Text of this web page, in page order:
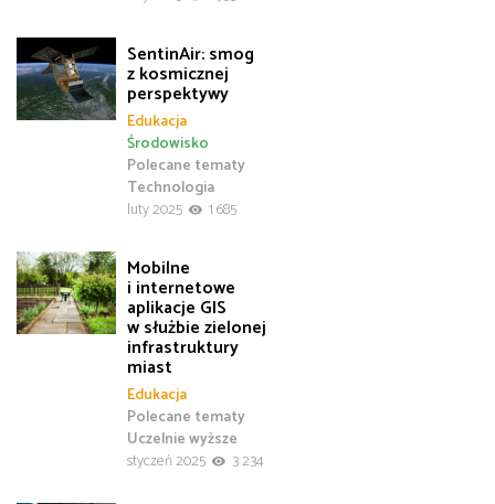
SentinAir: smog
z kosmicznej
perspektywy
Edukacja
Polecane tematy
Środowisko
Technologia
luty 2025
1 685
Mobilne
i internetowe
aplikacje GIS
w służbie zielonej
infrastruktury
miast
Edukacja
Polecane tematy
Uczelnie wyższe
styczeń 2025
3 234